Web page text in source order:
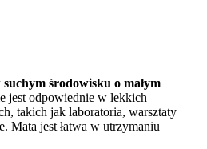
suchym środowisku o małym
jest odpowiednie w lekkich
takich jak laboratoria, warsztaty
Mata jest łatwa w utrzymaniu